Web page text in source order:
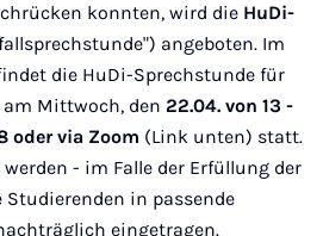
konnten, wird die HuDi-
angeboten. Im
die HuDi-Sprechstunde für
Mittwoch, den 22.04. von 13 -
oder via Zoom (Link unten) statt.
- im Falle der Erfüllung der
Studierenden in passende
eingetragen.